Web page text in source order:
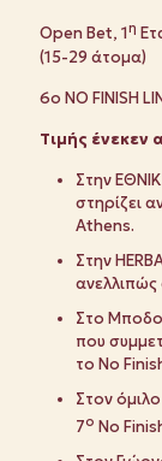
Open Bet, 1η
(15-29 άτομα)
6o NO FINISH
Τιμής ένεκεν
Στην
στηρίζει
Athens.
Στην
Στο
που
το No
Στον
7ο No